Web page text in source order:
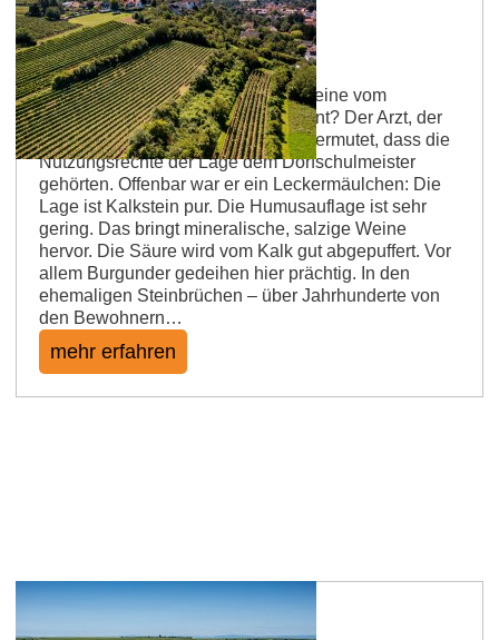
Dexheimer Doktor
Das Getränk des Lehrmeisters – Weine vom
Kalkstein Welcher Doktor ist gemeint? Der Arzt, der
Schulmeister, ein Gelehrter? Man vermutet, dass die
Nutzungsrechte der Lage dem Dorfschulmeister
gehörten. Offenbar war er ein Leckermäulchen: Die
Lage ist Kalkstein pur. Die Humusauflage ist sehr
gering. Das bringt mineralische, salzige Weine
hervor. Die Säure wird vom Kalk gut abgepuffert. Vor
allem Burgunder gedeihen hier prächtig. In den
ehemaligen Steinbrüchen – über Jahrhunderte von
den Bewohnern…
mehr erfahren